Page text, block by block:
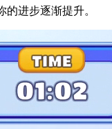
进步逐渐提升。